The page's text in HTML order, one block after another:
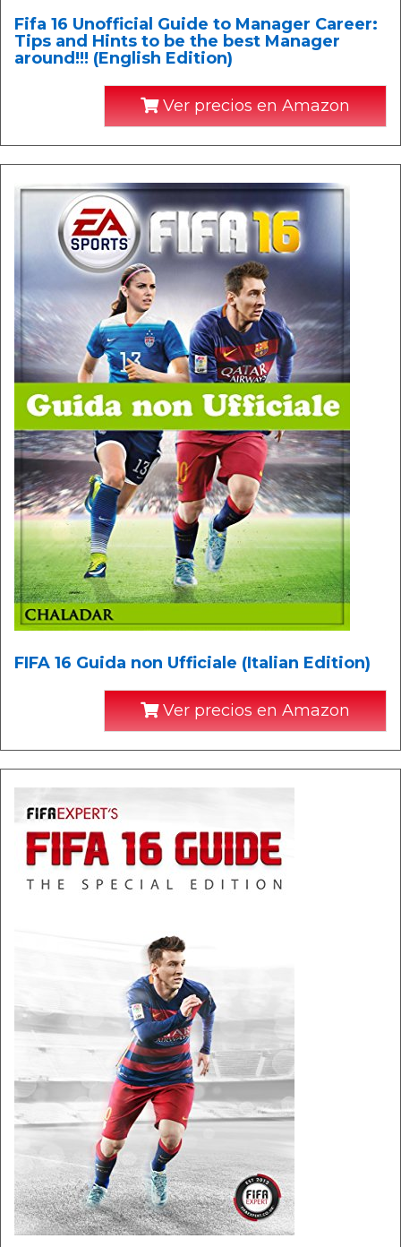
Fifa 16 Unofficial Guide to Manager Career:
Tips and Hints to be the best Manager
around!!! (English Edition)
Ver precios en Amazon
FIFA 16 Guida non Ufficiale (Italian Edition)
Ver precios en Amazon